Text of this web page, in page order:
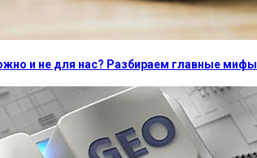
и не для нас? Разбираем главные мифы